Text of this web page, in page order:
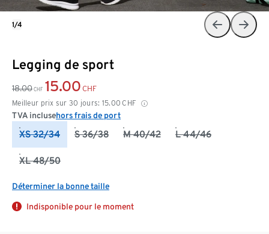
Legging de sport
18.00 CHF 15.00 CHF
Meilleur prix sur 30 jours: 15.00 CHF
TVA inclusehors frais de port
XS 32/34 S 36/38 M 40/42 L 44/46
XL 48/50
Déterminer la bonne taille
Indisponible pour le moment
1/4